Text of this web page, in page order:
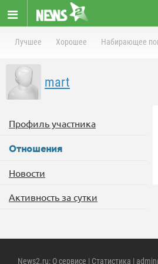
Лучшее Хорошее Набирающее
mart
Профиль участника
Отношения
Новости
Активность за сутки
News2.ru: О сервисе | Статистика |